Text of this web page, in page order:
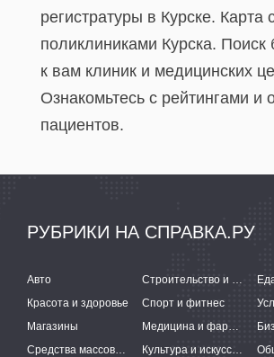
регистратуры в Курске. Карта
поликлиниками Курска.
к вам клиник и медицинских
Ознакомьтесь с рейтингами и
пациентов.
РУБРИКИ НА СПРАВКА.РУ
Авто Строительство и ремонт
Красота и здоровье
Спорт и фитнес
Магазины
Медицина и фармацевтика
Средства массовой информации
Культура и искусство